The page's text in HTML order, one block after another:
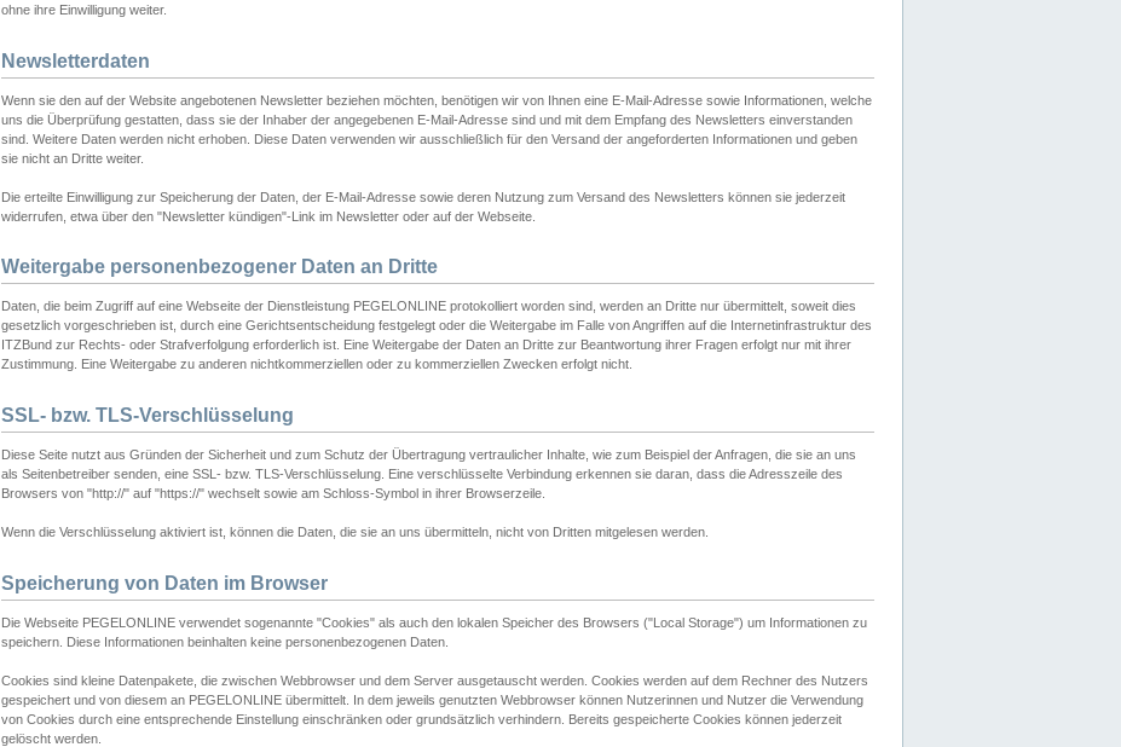
ohne ihre Einwilligung weiter.
Newsletterdaten
Wenn sie den auf der Website angebotenen Newsletter beziehen möchten, benötigen wir von Ihnen eine E-Mail-Adresse sowie Informationen, welche
uns die Überprüfung gestatten, dass sie der Inhaber der angegebenen E-Mail-Adresse sind und mit dem Empfang des Newsletters einverstanden
sind. Weitere Daten werden nicht erhoben. Diese Daten verwenden wir ausschließlich für den Versand der angeforderten Informationen und geben
sie nicht an Dritte weiter.
Die erteilte Einwilligung zur Speicherung der Daten, der E-Mail-Adresse sowie deren Nutzung zum Versand des Newsletters können sie jederzeit
widerrufen, etwa über den "Newsletter kündigen"-Link im Newsletter oder auf der Webseite.
Weitergabe personenbezogener Daten an Dritte
Daten, die beim Zugriff auf eine Webseite der Dienstleistung PEGELONLINE protokolliert worden sind, werden an Dritte nur übermittelt, soweit dies
gesetzlich vorgeschrieben ist, durch eine Gerichtsentscheidung festgelegt oder die Weitergabe im Falle von Angriffen auf die Internetinfrastruktur des
ITZBund zur Rechts- oder Strafverfolgung erforderlich ist. Eine Weitergabe der Daten an Dritte zur Beantwortung ihrer Fragen erfolgt nur mit ihrer
Zustimmung. Eine Weitergabe zu anderen nichtkommerziellen oder zu kommerziellen Zwecken erfolgt nicht.
SSL- bzw. TLS-Verschlüsselung
Diese Seite nutzt aus Gründen der Sicherheit und zum Schutz der Übertragung vertraulicher Inhalte, wie zum Beispiel der Anfragen, die sie an uns
als Seitenbetreiber senden, eine SSL- bzw. TLS-Verschlüsselung. Eine verschlüsselte Verbindung erkennen sie daran, dass die Adresszeile des
Browsers von "http://" auf "https://" wechselt sowie am Schloss-Symbol in ihrer Browserzeile.
Wenn die Verschlüsselung aktiviert ist, können die Daten, die sie an uns übermitteln, nicht von Dritten mitgelesen werden.
Speicherung von Daten im Browser
Die Webseite PEGELONLINE verwendet sogenannte "Cookies" als auch den lokalen Speicher des Browsers ("Local Storage") um Informationen zu
speichern. Diese Informationen beinhalten keine personenbezogenen Daten.
Cookies sind kleine Datenpakete, die zwischen Webbrowser und dem Server ausgetauscht werden. Cookies werden auf dem Rechner des Nutzers
gespeichert und von diesem an PEGELONLINE übermittelt. In dem jeweils genutzten Webbrowser können Nutzerinnen und Nutzer die Verwendung
von Cookies durch eine entsprechende Einstellung einschränken oder grundsätzlich verhindern. Bereits gespeicherte Cookies können jederzeit
gelöscht werden.